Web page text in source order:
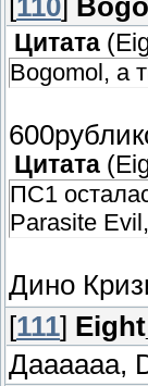
[110]
Цитата (
Bogomol, а
Цитата (
ПС1
Parasite
Дино
[111]
Даааааа,